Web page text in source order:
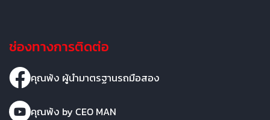
ช่องทางการติดต่อ
คุณพ้ง ผู้นำมาตรฐานรถมือสอง
คุณพ้ง by CEO MAN